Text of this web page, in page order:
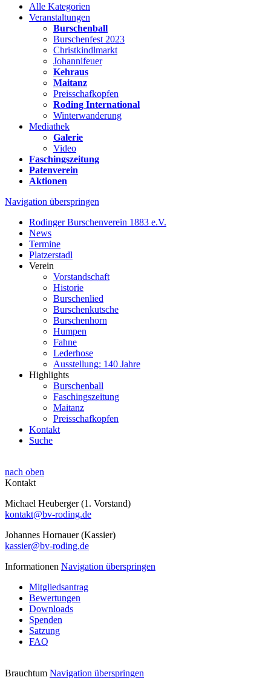
Alle Kategorien
Veranstaltungen
Burschenball
Burschenfest 2023
Christkindlmarkt
Johannifeuer
Kehraus
Maitanz
Preisschafkopfen
Roding International
Winterwanderung
Mediathek
Galerie
Video
Faschingszeitung
Patenverein
Aktionen
Navigation überspringen
Rodinger Burschenverein 1883 e.V.
News
Termine
Platzerstadl
Verein
Vorstandschaft
Historie
Burschenlied
Burschenkutsche
Burschenhorn
Humpen
Fahne
Lederhose
Ausstellung: 140 Jahre
Highlights
Burschenball
Faschingszeitung
Maitanz
Preisschafkopfen
Kontakt
Suche
nach oben
Kontakt
Michael Heuberger (1. Vorstand)
kontakt@bv-roding.de
Johannes Hornauer (Kassier)
kassier@bv-roding.de
Informationen Navigation überspringen
Mitgliedsantrag
Bewertungen
Downloads
Spenden
Satzung
FAQ
Brauchtum Navigation überspringen